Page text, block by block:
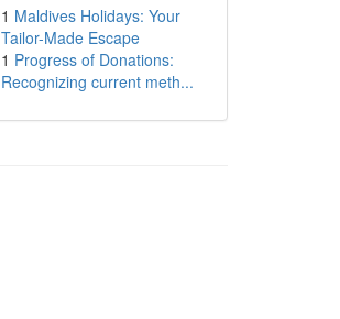
1 Maldives Holidays: Your
Tailor-Made Escape
1 Progress of Donations:
Recognizing current meth...